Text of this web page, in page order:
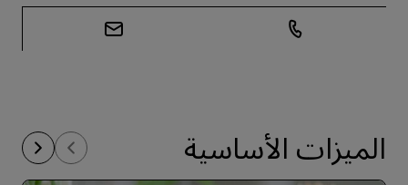
الميزات الأساسية